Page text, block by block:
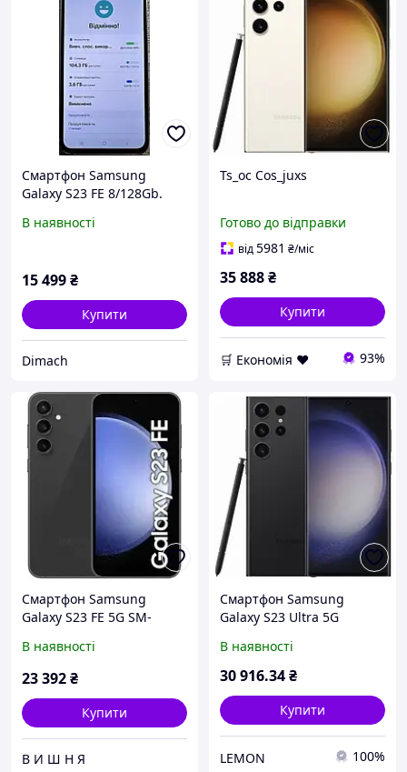
Смартфон Samsung
Galaxy S23 FE 8/128Gb.
В наявності
15 499₴
Купити
Dimach
Ts_oc Cos_juxs
Готово до відправки
від5981 ₴/міс
35 888₴
Купити
🛒 Економія ❤️ 93%
Смартфон Samsung
Galaxy S23 FE 5G SM-
Немає россійської мови
так як він для
американського ринку!
В наявності
23 392₴
Купити
В И Ш Н Я
Смартфон Samsung
Galaxy S23 Ultra 5G
Black 1sim+eSIM
Snapdragon 8 Gen 2,
В наявності
30 916.34₴
Купити
LEMON 100%